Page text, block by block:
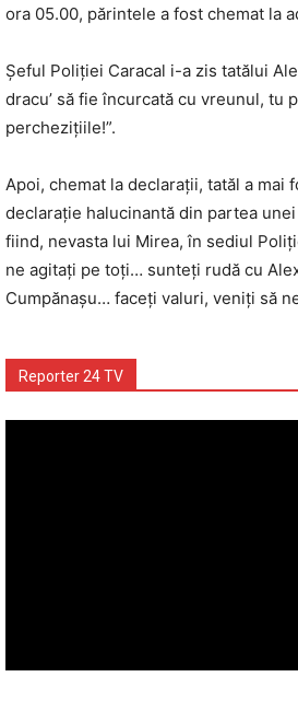
ora 05.00, părintele a fost chemat la
Șeful Poliției Caracal i-a zis tatălui
dracu’ să fie încurcată cu vreunul, tu
perchezițiile!”.
Apoi, chemat la declarații, tatăl a mai
declarație halucinantă din partea
fiind, nevasta lui Mirea, în sediul
ne agitați pe toți… sunteți rudă cu
Cumpănașu… faceți valuri, veniți să
Reporter 24 TV